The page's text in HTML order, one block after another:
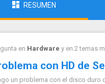
RESUMEN
en Hardware y en 2 temas
con HD de
un problema con el disco duro